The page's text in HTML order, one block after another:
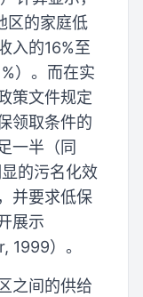
区的家庭低
入的16%至
）。而在实
策文件规定
领取条件的
一半（同
的污名化效
并要求低保
展示
1999）。
之间的供给